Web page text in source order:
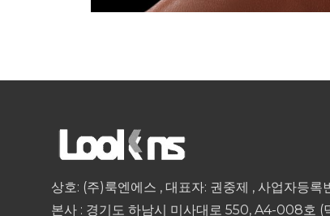
상호: (주)룩엔에스 , 대표자: 권중제 , 사업자등
본사 : 경기도 하남시 미사대로 550, A4-008호 (